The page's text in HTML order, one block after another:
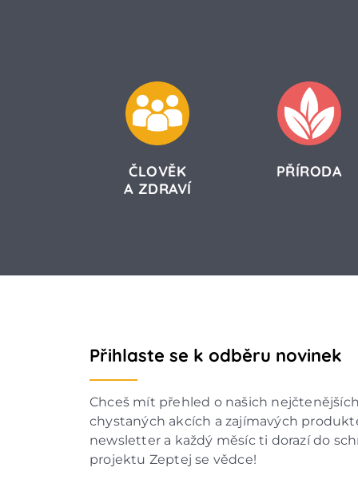
ČLOVĚK
A ZDRAVÍ
PŘÍRODA
Přihlaste se k odběru novinek
Chceš mít přehled o našich
chystaných akcích a zajímavých
newsletter a každý měsíc ti dorazí do
projektu Zeptej se vědce!